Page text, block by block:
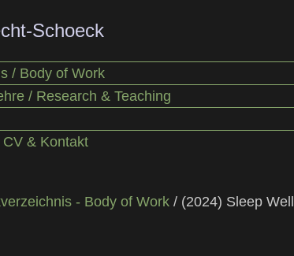
Schoeck
/ Body of Work
/ Research & Teaching
& Kontakt
- Body of Work / (2024) Sleep Well